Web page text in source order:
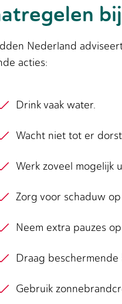
Nederland
acties:
Drink vaak water.
Wacht niet tot er
Werk zoveel mogelijk
Zorg voor schaduw
Neem extra pauzes
Draag
Gebruik